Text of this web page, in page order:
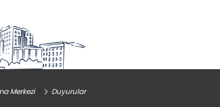
Merkezi Duyurular